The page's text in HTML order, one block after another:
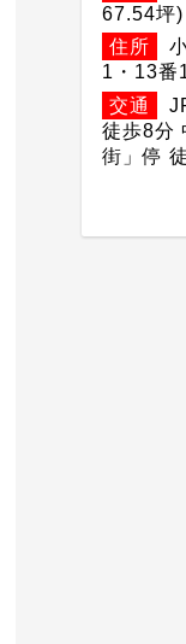
67.54坪)
住所
1・13番
交通
徒歩8分
街」停